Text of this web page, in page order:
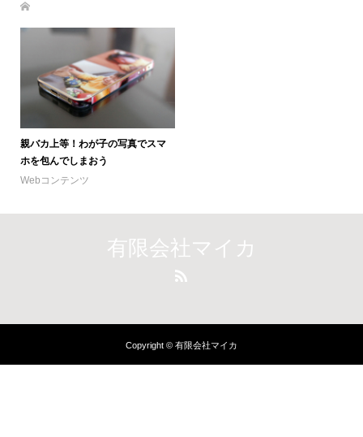
親バカ上等！わが子の写真でスマ
ホを包んでしまおう
Webコンテンツ
有限会社マイカ
Copyright © 有限会社マイカ